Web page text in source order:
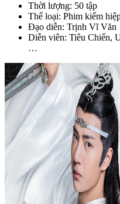
Thời lượng: 50 tập
Thể loại: Phim kiếm
Đạo diễn: Trịnh Vĩ Văn
Diễn viên: Tiêu Chiến,
…